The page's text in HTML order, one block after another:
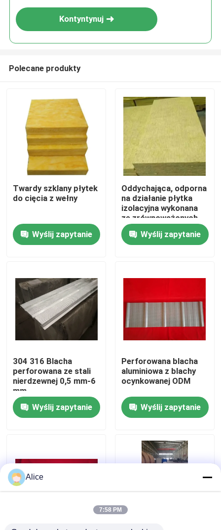
Dom
O nas
Wycieczka po fabryce
Kontrola jakości
Skontaktuj się z nami
Budynki konstrukcji stalowej
Magazyn konstrukcji stalowych
Kontyntynuj
Polecane produkty
Twardy szklany płytek
do cięcia z wełny
Wyślij zapytanie
Oddychająca, odporna
na działanie płytka
izolacyjna wykonana
ze zrównoważonych
materiałów
Wyślij zapytanie
304 316 Blacha
perforowana ze stali
nierdzewnej 0,5 mm-6
mm
Wyślij zapytanie
Perforowana blacha
aluminiowa z blachy
ocynkowanej ODM
Wyślij zapytanie
Alice
7:58 PM